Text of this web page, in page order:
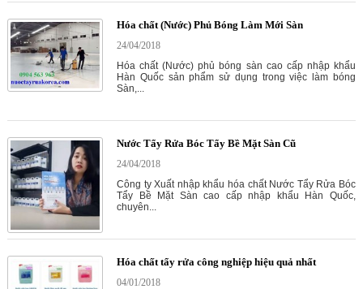
Hóa chất (Nước) Phủ Bóng Làm Mới Sàn
24/04/2018
Hóa chất (Nước) phủ bóng sàn cao cấp nhập khẩu
Hàn Quốc sản phẩm sử dụng trong việc làm bóng
Sàn,...
Nước Tẩy Rửa Bóc Tẩy Bề Mặt Sàn Cũ
24/04/2018
Công ty Xuất nhập khẩu hóa chất Nước Tẩy Rửa Bóc
Tẩy Bề Mặt Sàn cao cấp nhập khẩu Hàn Quốc,
chuyên...
Hóa chất tẩy rửa công nghiệp hiệu quả nhất
04/01/2018